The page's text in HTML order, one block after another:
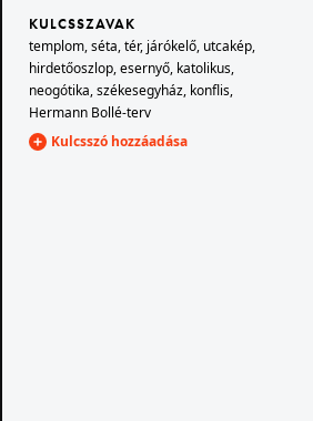
KULCSSZAVAK
templom,séta,tér, járókelő, utcakép,
hirdetőoszlop,esernyő, katolikus,
neogótika,székesegyház, konflis,
Hermann Bollé-terv
Kulcsszó hozzáadása